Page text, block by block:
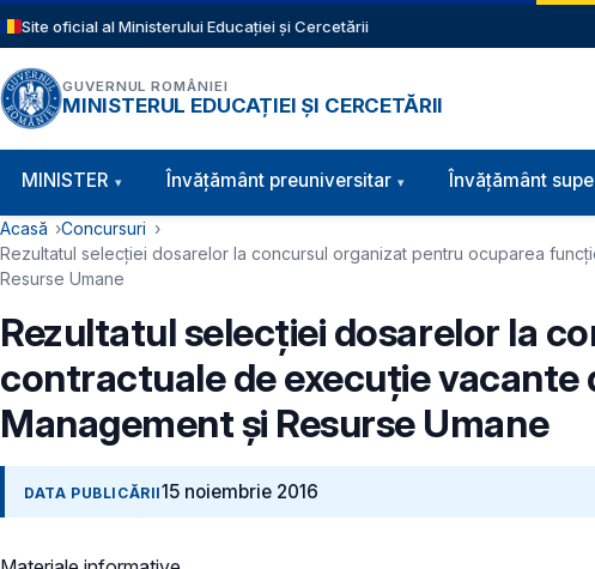
Sari la conținutul principal
Site oficial al Ministerului Educației și Cercetării
GUVERNUL ROMÂNIEI
MINISTERUL EDUCAȚIEI ȘI CERCETĂRII
Navigație principală
MINISTER Învăţământ preuniversitar Învățământ
Cale de navigare
Acasă
Concursuri
Rezultatul selecţiei dosarelor la concursul organizat pentru ocuparea
Resurse Umane
Rezultatul selecţiei dosarelor la
contractuale de execuţie vacante
Management şi Resurse Umane
DATA PUBLICĂRII15 noiembrie 2016